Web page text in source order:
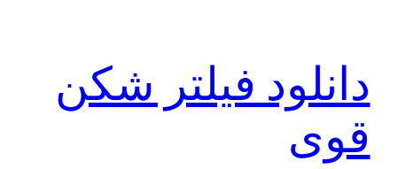
دانلود فیلتر شکن
قوی